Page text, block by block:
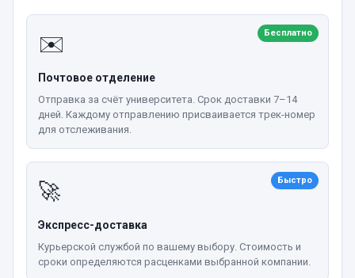
✉️ Бесплатно
Почтовое отделение
Отправка за счёт университета. Срок доставки 7–14
дней. Каждому отправлению присваивается трек-номер
для отслеживания.
🚀 Быстро
Экспресс-доставка
Курьерской службой по вашему выбору. Стоимость и
сроки определяются расценками выбранной компании.